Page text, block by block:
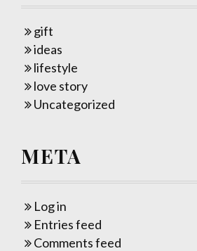
gift
ideas
lifestyle
love story
Uncategorized
META
Log in
Entries feed
Comments feed